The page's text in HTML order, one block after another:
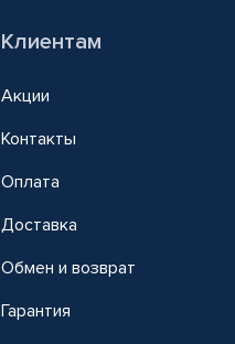
Клиентам
Акции
Контакты
Оплата
Доставка
Обмен и возврат
Гарантия